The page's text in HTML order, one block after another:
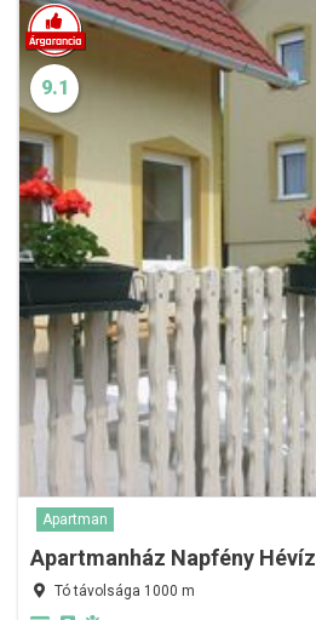
9.1
Apartman
Apartmanház Napfény Hévíz
Tó távolsága 1000 m